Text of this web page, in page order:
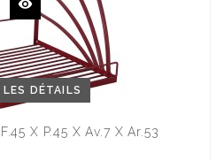
LES DÉTAILS
X P.45 X Av.7 X Ar.53